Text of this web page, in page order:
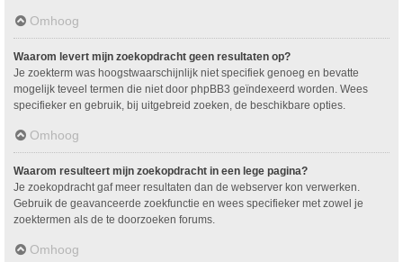
Omhoog
Waarom levert mijn zoekopdracht geen resultaten op?
Je zoekterm was hoogstwaarschijnlijk niet specifiek genoeg en bevatte
mogelijk teveel termen die niet door phpBB3 geïndexeerd worden. Wees
specifieker en gebruik, bij uitgebreid zoeken, de beschikbare opties.
Omhoog
Waarom resulteert mijn zoekopdracht in een lege pagina?
Je zoekopdracht gaf meer resultaten dan de webserver kon verwerken.
Gebruik de geavanceerde zoekfunctie en wees specifieker met zowel je
zoektermen als de te doorzoeken forums.
Omhoog